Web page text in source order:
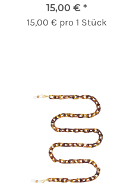
15,00 € *
15,00 € pro 1 Stück